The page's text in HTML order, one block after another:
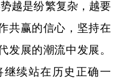
越是纷繁复杂，越要
共赢的信心，坚持在
展的潮流中发展。
续站在历史正确一